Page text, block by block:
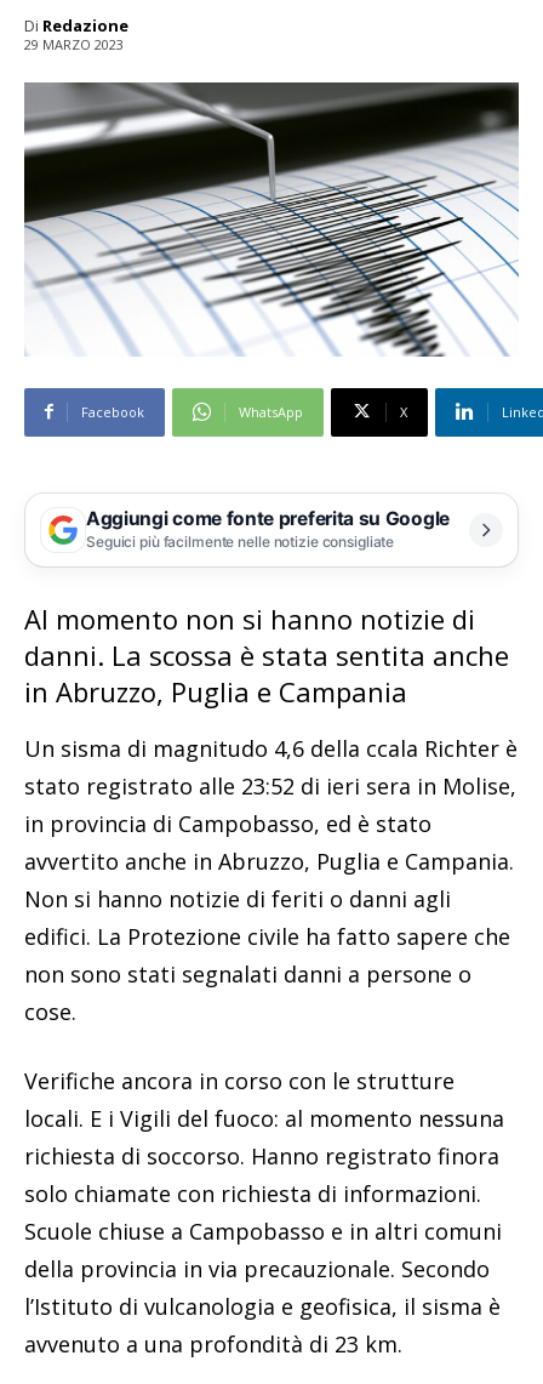
Di Redazione
29 MARZO 2023
Facebook WhatsApp X
Aggiungi come fonte preferita su Google
Seguici più facilmente nelle notizie consigliate
Al momento non si hanno notizie di
danni. La scossa è stata sentita anche
in Abruzzo, Puglia e Campania
Un sisma di magnitudo 4,6 della ccala Richter è
stato registrato alle 23:52 di ieri sera in Molise,
in provincia di Campobasso, ed è stato
avvertito anche in Abruzzo, Puglia e Campania.
Non si hanno notizie di feriti o danni agli
edifici. La Protezione civile ha fatto sapere che
non sono stati segnalati danni a persone o
cose.
Verifiche ancora in corso con le strutture
locali. E i Vigili del fuoco: al momento nessuna
richiesta di soccorso. Hanno registrato finora
solo chiamate con richiesta di informazioni.
Scuole chiuse a Campobasso e in altri comuni
della provincia in via precauzionale. Secondo
l’Istituto di vulcanologia e geofisica, il sisma è
avvenuto a una profondità di 23 km.